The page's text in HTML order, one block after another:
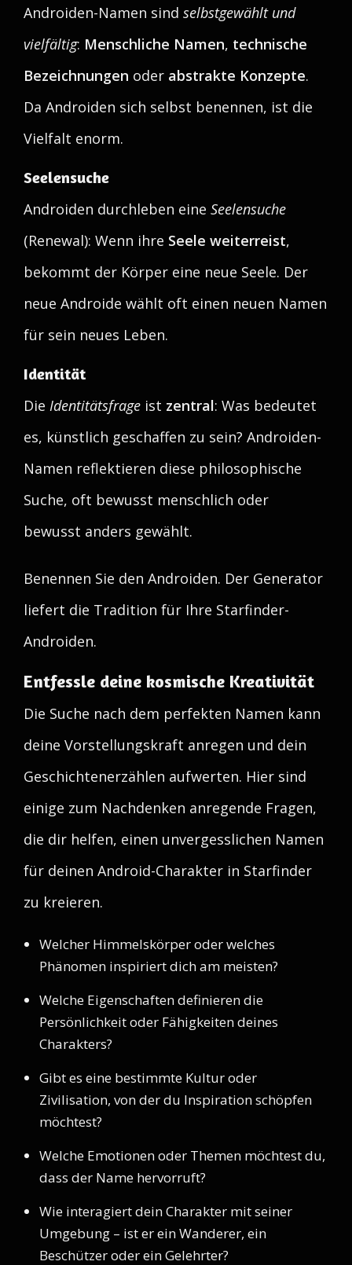
Androiden-Namen sind selbstgewählt und
vielfältig: Menschliche Namen, technische
Bezeichnungen oder abstrakte Konzepte.
Da Androiden sich selbst benennen, ist die
Vielfalt enorm.
Seelensuche
Androiden durchleben eine Seelensuche
(Renewal): Wenn ihre Seele weiterreist,
bekommt der Körper eine neue Seele. Der
neue Androide wählt oft einen neuen Namen
für sein neues Leben.
Identität
Die Identitätsfrage ist zentral: Was bedeutet
es, künstlich geschaffen zu sein? Androiden-
Namen reflektieren diese philosophische
Suche, oft bewusst menschlich oder
bewusst anders gewählt.
Benennen Sie den Androiden. Der Generator
liefert die Tradition für Ihre Starfinder-
Androiden.
Entfessle deine kosmische Kreativität
Die Suche nach dem perfekten Namen kann
deine Vorstellungskraft anregen und dein
Geschichtenerzählen aufwerten. Hier sind
einige zum Nachdenken anregende Fragen,
die dir helfen, einen unvergesslichen Namen
für deinen Android-Charakter in Starfinder
zu kreieren.
Welcher Himmelskörper oder welches
Phänomen inspiriert dich am meisten?
Welche Eigenschaften definieren die
Persönlichkeit oder Fähigkeiten deines
Charakters?
Gibt es eine bestimmte Kultur oder
Zivilisation, von der du Inspiration schöpfen
möchtest?
Welche Emotionen oder Themen möchtest du,
dass der Name hervorruft?
Wie interagiert dein Charakter mit seiner
Umgebung – ist er ein Wanderer, ein
Beschützer oder ein Gelehrter?